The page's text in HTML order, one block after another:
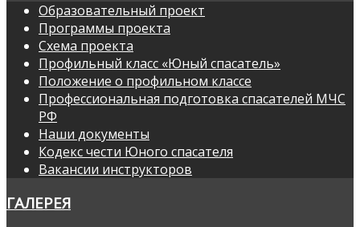
Образовательный проект
Программы проекта
Схема проекта
Профильный класс «Юный спасатель»
Положение о профильном классе
Профессиональная подготовка спасателей МЧС
РФ
Наши документы
Кодекс чести Юного спасателя
Вакансии инструкторов
ГАЛЕРЕЯ